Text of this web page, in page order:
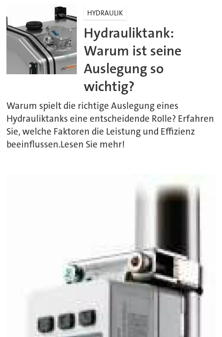
HYDRAULIK
Hydrauliktank:
Warum ist seine
Auslegung so
wichtig?
Warum spielt die richtige Auslegung eines
Hydrauliktanks eine entscheidende Rolle? Erfahren
Sie, welche Faktoren die Leistung und Effizienz
beeinflussen.Lesen Sie mehr!